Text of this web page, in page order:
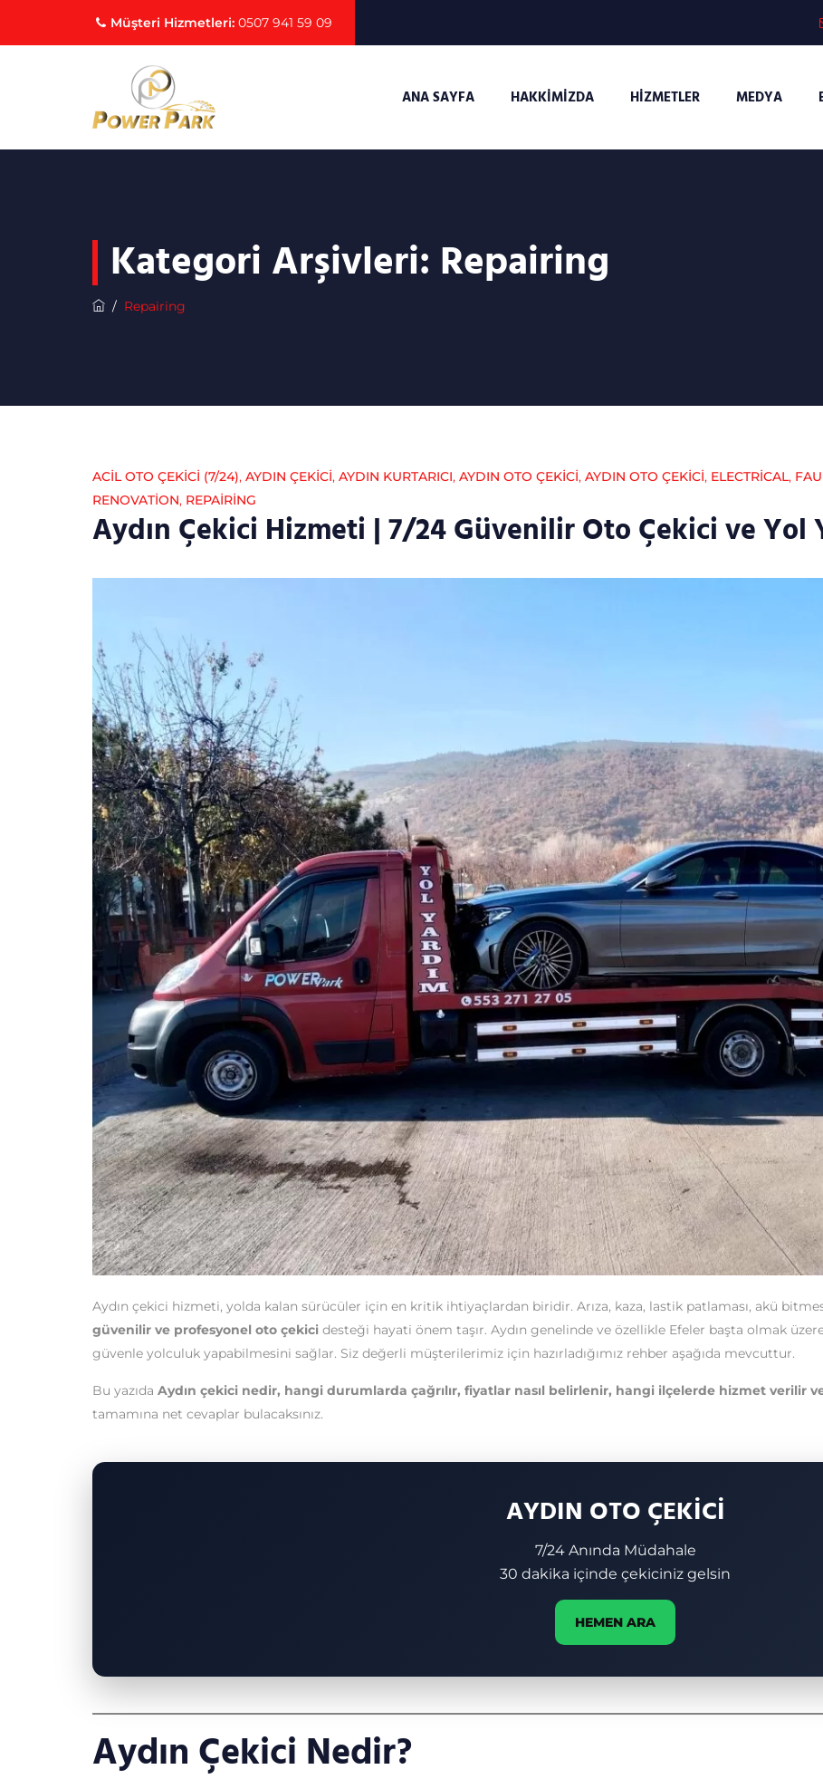
Müşteri Hizmetleri: 0507 941 59 09
ANA SAYFA HAKKIMIZDA HIZMETLER MEDYA
Kategori Arşivleri: Repairing
/ Repairing
ACİL OTO ÇEKİCİ (7/24), AYDIN ÇEKICI, AYDIN KURTARICI, AYDIN OTO ÇEKICI, AYDIN OTO ÇEKICI, ELECTRICAL,
RENOVATION, REPAIRING
Aydın Çekici Hizmeti | 7/24 Güvenilir Oto Çekici ve Yol
Aydın çekici hizmeti, yolda kalan sürücüler için en kritik ihtiyaçlardan biridir. Arıza, kaza, lastik patlaması, akü
güvenilir ve profesyonel oto çekici desteği hayati önem taşır. Aydın genelinde ve özellikle Efeler başta olmak
güvenle yolculuk yapabilmesini sağlar. Siz değerli müşterilerimiz için hazırladığımız rehber aşağıda mevcuttur.
Bu yazıda Aydın çekici nedir, hangi durumlarda çağrılır, fiyatlar nasıl belirlenir, hangi ilçelerde hizmet verilir
tamamına net cevaplar bulacaksınız.
AYDIN OTO ÇEKİCİ
7/24 Anında Müdahale
30 dakika içinde çekiciniz gelsin
HEMEN ARA
Aydın Çekici Nedir?